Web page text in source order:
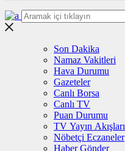
Son Dakika
Namaz Vakitleri
Hava Durumu
Gazeteler
Canlı Borsa
Canlı TV
Puan Durumu
TV Yayın Akışları
Nöbetçi Eczaneler
Haber Gönder